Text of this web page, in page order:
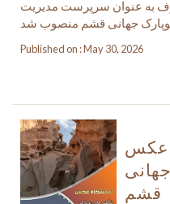
به عنوان سرپرست مدیریت
Published on : May 30, 2026
عکس
قشم